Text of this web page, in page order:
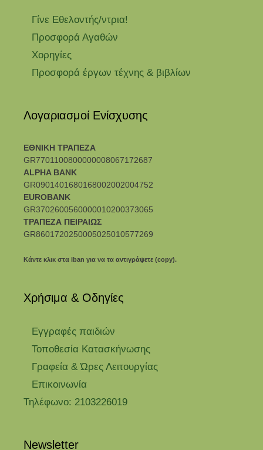
Γίνε Εθελοντής/ντρια!
Προσφορά Αγαθών
Χορηγίες
Προσφορά έργων τέχνης & βιβλίων
Λογαριασμοί Ενίσχυσης
ΕΘΝΙΚΗ ΤΡΑΠΕΖΑ
GR7701100800000008067172687
ALPHA BANK
GR0901401680168002002004752
EUROBANK
GR3702600560000010200373065
ΤΡΑΠΕΖΑ ΠΕΙΡΑΙΩΣ
GR8601720250005025010577269
Κάντε κλικ στα iban για να τα αντιγράψετε (copy).
Χρήσιμα & Οδηγίες
Eγγραφές παιδιών
Τοποθεσία Κατασκήνωσης
Γραφεία & Ώρες Λειτουργίας
Επικοινωνία
Τηλέφωνο: 2103226019
Newsletter